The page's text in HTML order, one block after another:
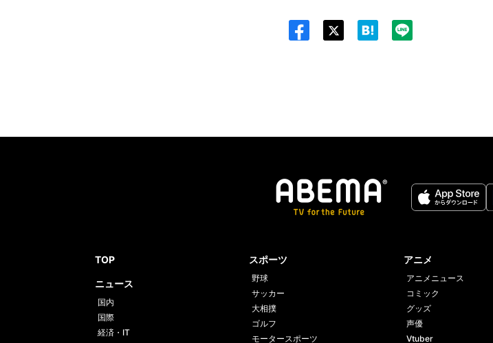
TOP
ニュース
国内
国際
経済・IT
スポーツ
野球
サッカー
大相撲
ゴルフ
モータースポーツ
アニメ
アニメニュース
コミック
グッズ
声優
Vtuber